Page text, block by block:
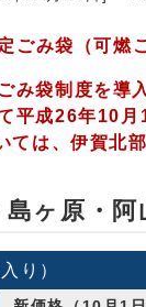
み袋（可燃
み袋制度を
平成26年10
は、伊賀北
ヶ原・阿
り）